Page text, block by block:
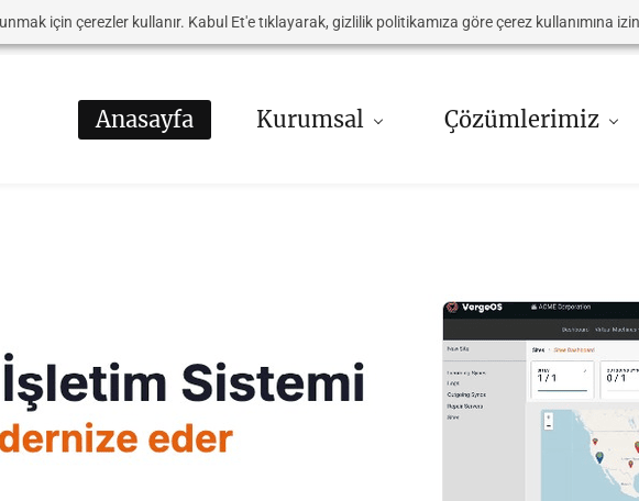
için çerezler kullanır. Kabul Et'e tıklayarak, gizlilik politikamıza göre çerez kullanımına
Anasayfa Kurumsal Çözümlerimiz